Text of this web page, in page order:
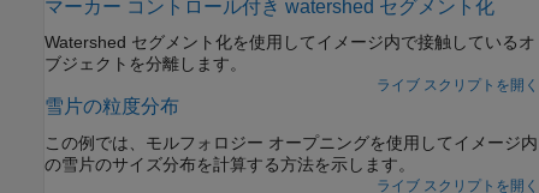
マーカー コントロール付き watershed セグメント化
Watershed セグメント化を使用してイメージ内で接触しているオ
ブジェクトを分離します。
ライブ スクリプトを開く
雪片の粒度分布
この例では、モルフォロジー オープニングを使用してイメージ内
の雪片のサイズ分布を計算する方法を示します。
ライブ スクリプトを開く